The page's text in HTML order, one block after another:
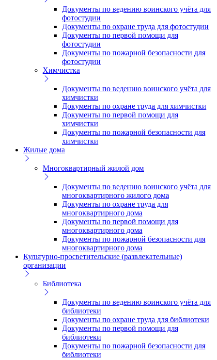
Документы по ведению воинского учёта для
фотостудии
Документы по охране труда для фотостудии
Документы по первой помощи для
фотостудии
Документы по пожарной безопасности для
фотостудии
Химчистка
Документы по ведению воинского учёта для
химчистки
Документы по охране труда для химчистки
Документы по первой помощи для
химчистки
Документы по пожарной безопасности для
химчистки
Жилые дома
Многоквартирный жилой дом
Документы по ведению воинского учёта для
многоквартирного жилого дома
Документы по охране труда для
многоквартирного дома
Документы по первой помощи для
многоквартирного дома
Документы по пожарной безопасности для
многоквартирного дома
Культурно-просветительские (развлекательные)
организации
Библиотека
Документы по ведению воинского учёта для
библиотеки
Документы по охране труда для библиотеки
Документы по первой помощи для
библиотеки
Документы по пожарной безопасности для
библиотеки